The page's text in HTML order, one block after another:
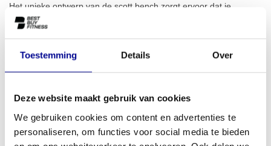
Toestemming Details Over
Deze website maakt gebruik van cookies
We gebruiken cookies om content en advertenties te
personaliseren, om functies voor social media te bieden
Het unieke ontwerp van de scott bench zorgt ervoor dat je
schouders en rug geen rol spelen tijdens de bicep curl. Hierdoor
effectievere spierprikkel en optimale groei
. De comfortabele
staat deze bank stevig op zijn plek, zelfs bij zware trainingen. Dit
fitness benches en racks